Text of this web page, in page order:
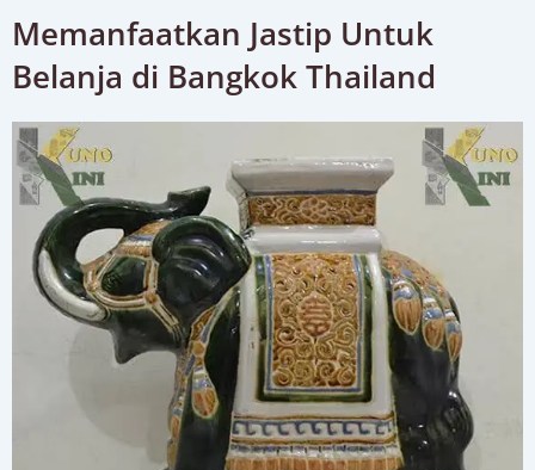
Memanfaatkan Jastip Untuk
Belanja di Bangkok Thailand